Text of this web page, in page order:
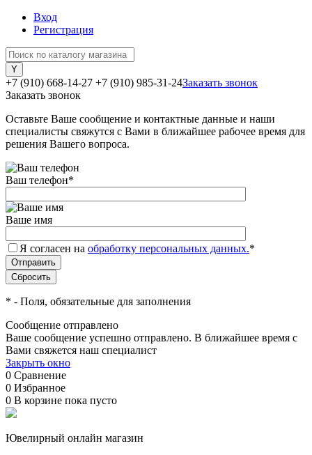
Вход
Регистрация
+7 (910) 668-14-27 +7 (910) 985-31-24Заказать звонок
Заказать звонок
Оставьте Ваше сообщение и контактные данные и наши
специалисты свяжутся с Вами в ближайшее рабочее время для
решения Вашего вопроса.
Ваш телефон*
Ваше имя
Я согласен на обработку персональных данных.*
* - Поля, обязательные для заполнения
Сообщение отправлено
Ваше сообщение успешно отправлено. В ближайшее время с
Вами свяжется наш специалист
Закрыть окно
0 Сравнение
0 Избранное
0 В корзине пока пусто
Ювелирный онлайн магазин